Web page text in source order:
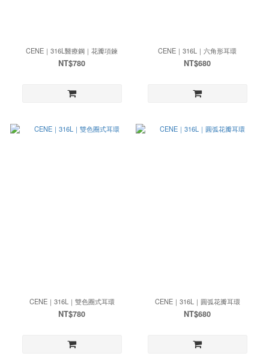
CENE｜316L醫療鋼｜花瓣項鍊
NT$780
CENE｜316L｜六角形耳環
NT$680
CENE｜316L｜雙色圈式耳環
NT$780
CENE｜316L｜圓弧花瓣耳環
NT$680